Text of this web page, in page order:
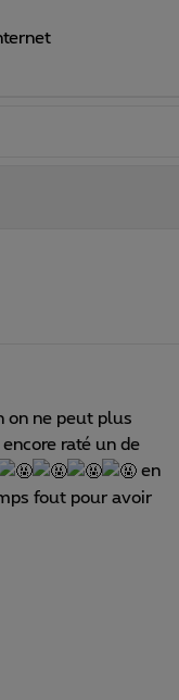
on ne peut plus
raté un de
en
fout pour avoir